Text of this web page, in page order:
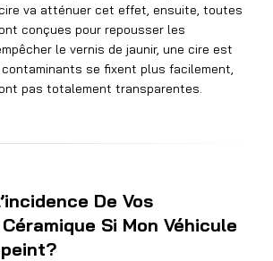
cire va atténuer cet effet, ensuite, toutes
conçues pour repousser les
le vernis de jaunir, une cire est
se fixent plus facilement,
pas totalement transparentes.
De Vos
Si Mon Véhicule